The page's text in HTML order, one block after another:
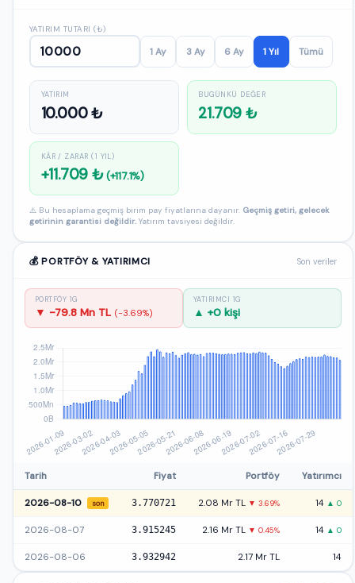
YATIRIM TUTARI (₺)
1 Ay 3 Ay 6 Ay 1 Yıl Tümü
YATIRIM
10.000 ₺
BUGÜNKÜ DEĞER
21.709 ₺
KÂR / ZARAR (1 YIL)
+11.709 ₺(+117.1%)
⚠️ Bu hesaplama geçmiş birim pay fiyatlarına dayanır. Geçmiş getiri, gelecek
getirinin garantisi değildir. Yatırım tavsiyesi değildir.
💰 PORTFÖY & YATIRIMCI Son veriler
PORTFÖY 1G
▼ -79.8 Mn TL (-3.69%)
YATIRIMCI 1G
▲ +0 kişi
Tarih Fiyat Portföy Yatırımcı
2026-08-10 son 3.770721 2.08 Mr TL ▼ 3.69% 14 ▲ 0
2026-08-07 3.915245 2.16 Mr TL ▼ 0.45% 14 ▲ 0
2026-08-06 3.932942 2.17 Mr TL 14